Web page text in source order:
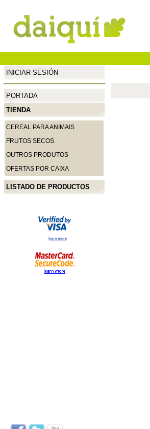
INICIAR SESIÓN
PORTADA
TIENDA
CEREAL PARA ANIMAIS
FRUTOS SECOS
OUTROS PRODUTOS
OFERTAS POR CAIXA
LISTADO DE PRODUCTOS